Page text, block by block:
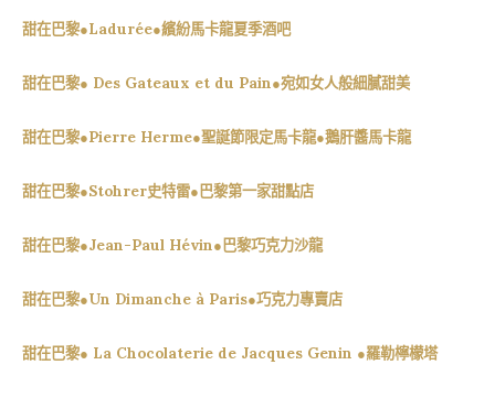
甜在巴黎●Ladurée●繽紛馬卡龍夏季酒吧
甜在巴黎● Des Gateaux et du Pain●宛如女人般細膩甜美
甜在巴黎●Pierre Herme●聖誕節限定馬卡龍●鵝肝醬馬卡龍
甜在巴黎●Stohrer史特雷●巴黎第一家甜點店
甜在巴黎●Jean-Paul Hévin●巴黎巧克力沙龍
甜在巴黎●Un Dimanche à Paris●巧克力專賣店
甜在巴黎● La Chocolaterie de Jacques Genin ●羅勒檸檬塔